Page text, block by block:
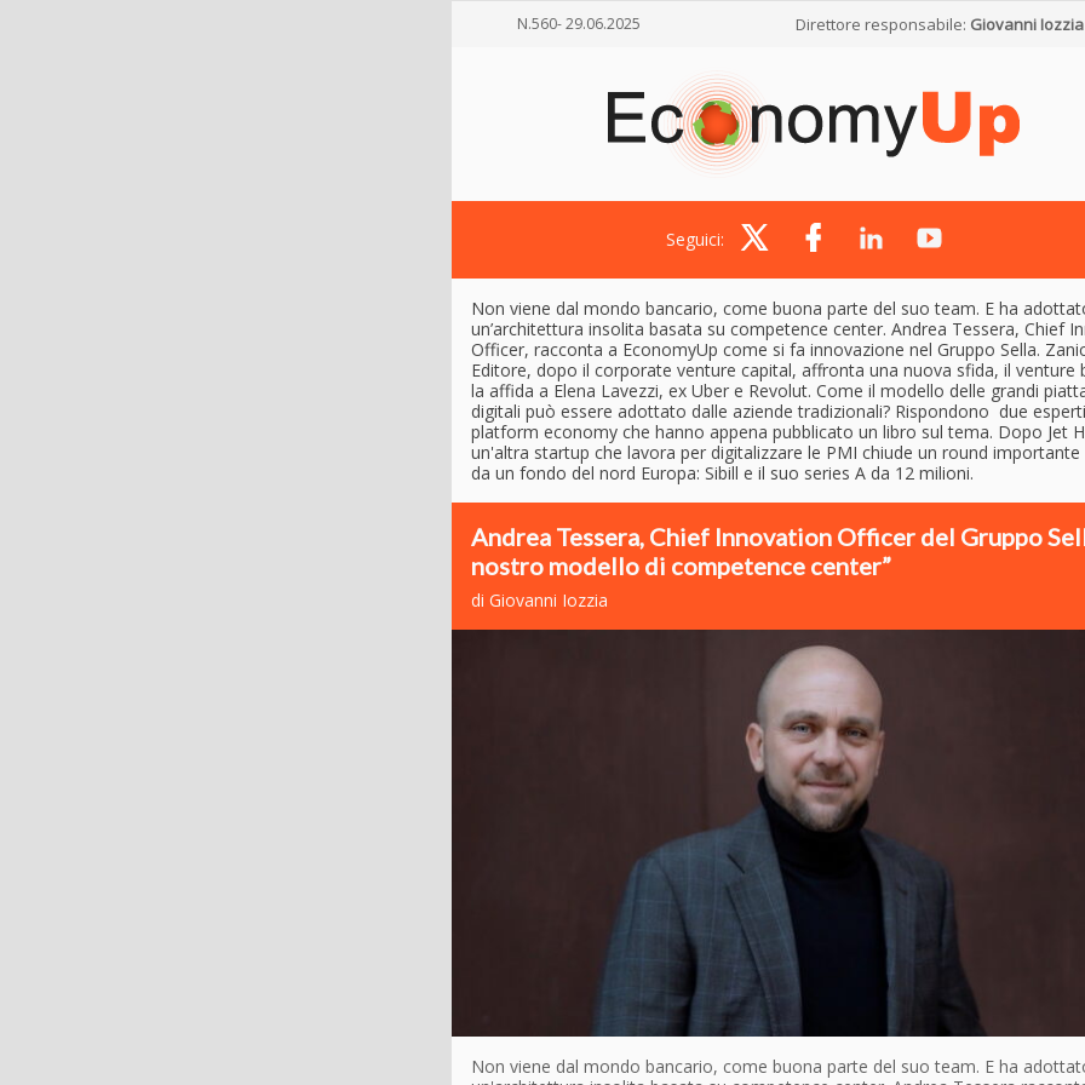
N.560- 29.06.2025 Direttore responsabile: Giovanni Iozzia
Seguici:
Non viene dal mondo bancario, come buona parte del suo team. E ha
un’architettura insolita basata su competence center. Andrea Tessera, Chief
Officer, racconta a EconomyUp come si fa innovazione nel Gruppo Sella.
Editore, dopo il corporate venture capital, affronta una nuova sfida, il venture
la affida a Elena Lavezzi, ex Uber e Revolut. Come il modello delle grandi
digitali può essere adottato dalle aziende tradizionali? Rispondono due
platform economy che hanno appena pubblicato un libro sul tema. Dopo Jet
un'altra startup che lavora per digitalizzare le PMI chiude un round
da un fondo del nord Europa: Sibill e il suo series A da 12 milioni.
Andrea Tessera, Chief Innovation Officer del Gruppo
nostro modello di competence center”
di Giovanni Iozzia
Non viene dal mondo bancario, come buona parte del suo team. E ha